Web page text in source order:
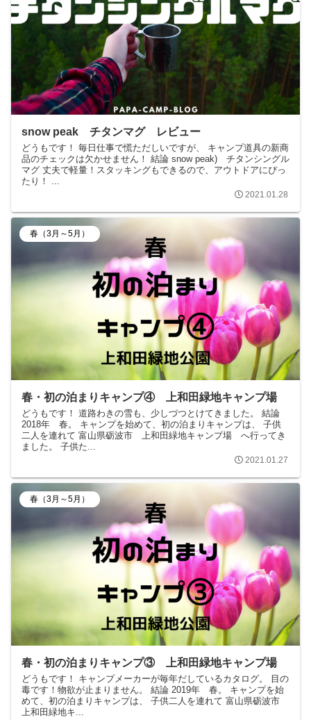
snow peak チタンマグ レビュー
どうもです！ 毎日仕事で慌ただしいですが、 キャンプ道具の新商
品のチェックは欠かせません！ 結論 snow peak) チタンシングル
マグ 丈夫で軽量！スタッキングもできるので、アウトドアにぴっ
たり！ ...
2021.01.28
春（3月～5月）
春・初の泊まりキャンプ④ 上和田緑地キャンプ場
どうもです！ 道路わきの雪も、少しづつとけてきました。 結論
2018年 春。 キャンプを始めて、初の泊まりキャンプは、 子供
二人を連れて 富山県砺波市 上和田緑地キャンプ場 へ行ってき
ました。 子供た...
2021.01.27
春（3月～5月）
春・初の泊まりキャンプ③ 上和田緑地キャンプ場
どうもです！ キャンプメーカーが毎年だしているカタログ。 目の
毒です！物欲が止まりません。 結論 2019年 春。 キャンプを始
めて、初の泊まりキャンプは、 子供二人を連れて 富山県砺波市
上和田緑地キ...